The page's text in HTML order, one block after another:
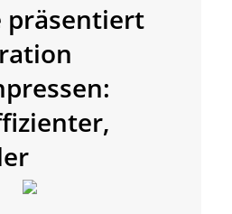
präsentiert